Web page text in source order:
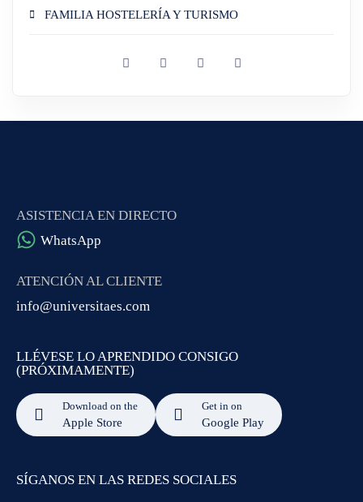
FAMILIA HOSTELERÍA Y TURISMO
ASISTENCIA EN DIRECTO
WhatsApp
ATENCIÓN AL CLIENTE
info@universitaes.com
LLÉVESE LO APRENDIDO CONSIGO
(PRÓXIMAMENTE)
Download on the
Apple Store
Get in on
Google Play
SÍGANOS EN LAS REDES SOCIALES